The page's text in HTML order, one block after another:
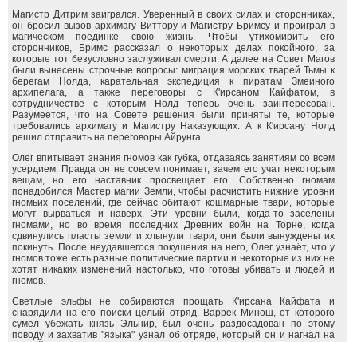
Магистр Дитрим заигрался. Уверенный в своих силах и сторонниках,
он бросил вызов архимагу Виттору и Магистру Бримсу и проиграл в
магическом поединке свою жизнь. Чтобы утихомирить его
сторонников, Бримс рассказал о некоторых делах покойного, за
которые тот безусловно заслуживал смерти. А далее на Совет Магов
были вынесены строчные вопросы: миграция морских тварей Тьмы к
берегам Нолда, карательная экспедиция к пиратам Змеиного
архипелага, а также переговоры с К'ирсаном Кайфатом, в
сотрудничестве с которым Нолд теперь очень заинтересован.
Разумеется, что на Совете решения были приняты те, которые
требовались архимагу и Магистру Наказующих. А к К'ирсану Нолд
решил отправить на переговоры Айрунга.
Олег впитывает знания гномов как губка, отдаваясь занятиям со всем
усердием. Правда он не совсем понимает, зачем его учат некоторым
вещам, но его наставник просвещает его. Собственно гномам
понадобился Мастер магии Земли, чтобы расчистить нижние уровни
гномьих поселений, где сейчас обитают кошмарные твари, которые
могут вырваться и наверх. Эти уровни были, когда-то заселены
гномами, но во время последних Древних войн на Торне, когда
сдвинулись пласты земли и хлынули твари, они были вынуждены их
покинуть. После неудавшегося покушения на него, Олег узнаёт, что у
гномов тоже есть разные политические партии и некоторые из них не
хотят никаких изменений настолько, что готовы убивать и людей и
гномов.
Светлые эльфы не собираются прощать К'ирсана Кайфата и
снарядили на его поиски целый отряд. Варрек Минош, от которого
сумел убежать князь Эльнир, был очень раздосадован по этому
поводу и захватив "языка" узнал об отряде, который он и нагнал на